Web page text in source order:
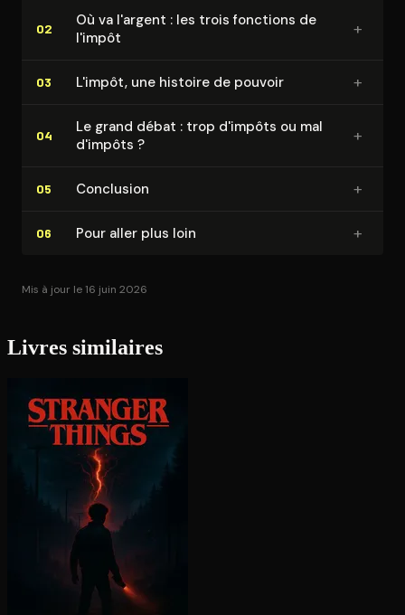
02
Où va l'argent : les trois fonctions de
l'impôt
+
03 L'impôt, une histoire de pouvoir +
04
Le grand débat : trop d'impôts ou mal
d'impôts ?
+
05 Conclusion +
06 Pour aller plus loin +
Mis à jour le 16 juin 2026
Livres similaires